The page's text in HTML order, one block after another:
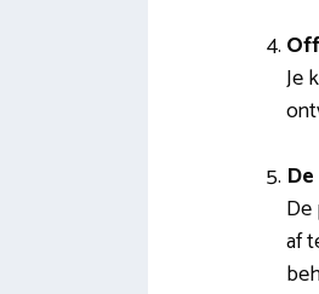
Je
af